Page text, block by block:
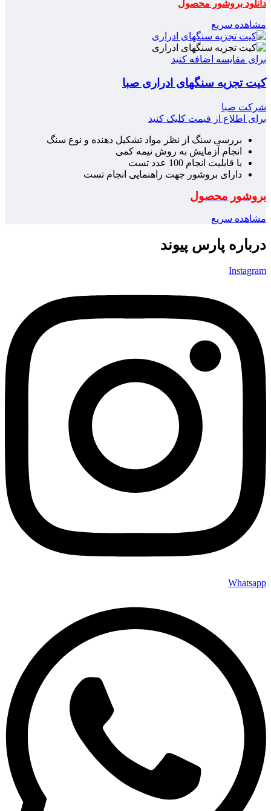
دانلود بروشور محصول
مشاهده سریع
برای مقایسه اضافه کنید
کیت تجزیه سنگهای ادراری صبا
شرکت صبا
برای اطلاع از قیمت کلیک کنید
بررسی سنگ از نظر مواد تشکیل دهنده و نوع سنگ
انجام آزمایش به روش نیمه کمی
با قابلیت انجام 100 عدد تست
دارای بروشور جهت راهنمایی انجام تست
بروشور محصول
مشاهده سریع
درباره پارس پیوند
Instagram
Whatsapp